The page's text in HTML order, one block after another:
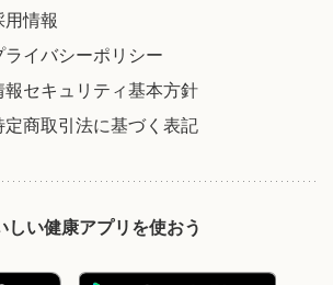
用情報
ライバシーポリシー
報セキュリティ基本方針
定商取引法に基づく表記
しい健康アプリを使おう